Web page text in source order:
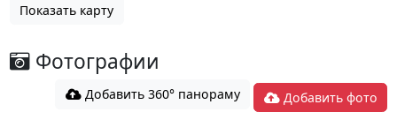
Показать карту
Фотографии
Добавить 360° панораму Добавить фото